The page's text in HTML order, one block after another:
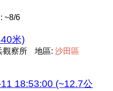
~8/6
米)
觀察所 地區:沙田 區
18:53:00 (~12.7公